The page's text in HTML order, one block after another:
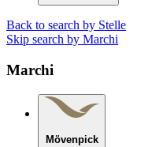
Back to search by Stelle
Skip search by Marchi
Marchi
Mövenpick